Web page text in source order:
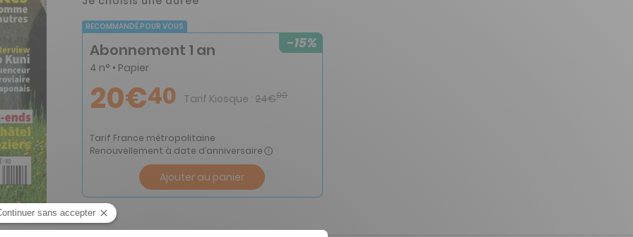
Train n° 10
RECOMMANDÉ POUR VOUS
-15%
Abonnement 1 an
4 n° • Papier
20€40 Tarif Kiosque : 24€00
Tarif France métropolitaine
Renouvellement à date d’anniversaire
Ajouter au panier